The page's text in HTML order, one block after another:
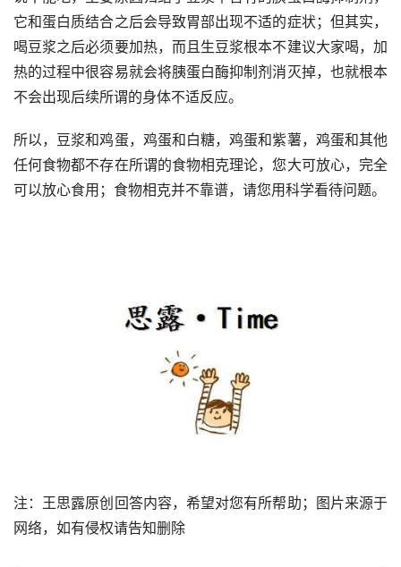
它和蛋白质结合之后会导致胃部出现不适的症状；但其实，
喝豆浆之后必须要加热，而且生豆浆根本不建议大家喝，加
热的过程中很容易就会将胰蛋白酶抑制剂消灭掉，也就根本
不会出现后续所谓的身体不适反应。
所以，豆浆和鸡蛋，鸡蛋和白糖，鸡蛋和紫薯，鸡蛋和其他
任何食物都不存在所谓的食物相克理论，您大可放心，完全
可以放心食用；食物相克并不靠谱，请您用科学看待问题。
注：王思露原创回答内容，希望对您有所帮助；图片来源于
网络，如有侵权请告知删除